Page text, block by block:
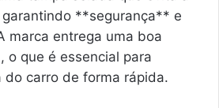
**segurança** e
marca entrega uma boa
o que é essencial para
do carro de forma rápida.